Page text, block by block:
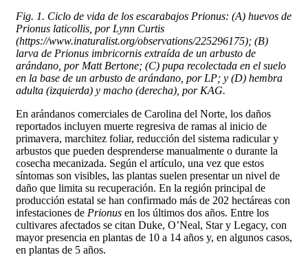
Fig. 1. Ciclo de vida de los escarabajos Prionus: (A) huevos de
Prionus laticollis, por Lynn Curtis
(https://www.inaturalist.org/observations/225296175); (B)
larva de Prionus imbricornis extraída de un arbusto de
arándano, por Matt Bertone; (C) pupa recolectada en el suelo
en la base de un arbusto de arándano, por LP; y (D) hembra
adulta (izquierda) y macho (derecha), por KAG.
En arándanos comerciales de Carolina del Norte, los daños
reportados incluyen muerte regresiva de ramas al inicio de
primavera, marchitez foliar, reducción del sistema radicular y
arbustos que pueden desprenderse manualmente o durante la
cosecha mecanizada. Según el artículo, una vez que estos
síntomas son visibles, las plantas suelen presentar un nivel de
daño que limita su recuperación. En la región principal de
producción estatal se han confirmado más de 202 hectáreas con
infestaciones de Prionus en los últimos dos años. Entre los
cultivares afectados se citan Duke, O’Neal, Star y Legacy, con
mayor presencia en plantas de 10 a 14 años y, en algunos casos,
en plantas de 5 años.